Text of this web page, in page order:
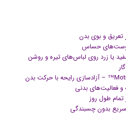
پوست‌های حساس
یا زرد روی لباس‌های تیره و روشن
و فعالیت‌های بدنی
طول روز
بدون چسبندگی